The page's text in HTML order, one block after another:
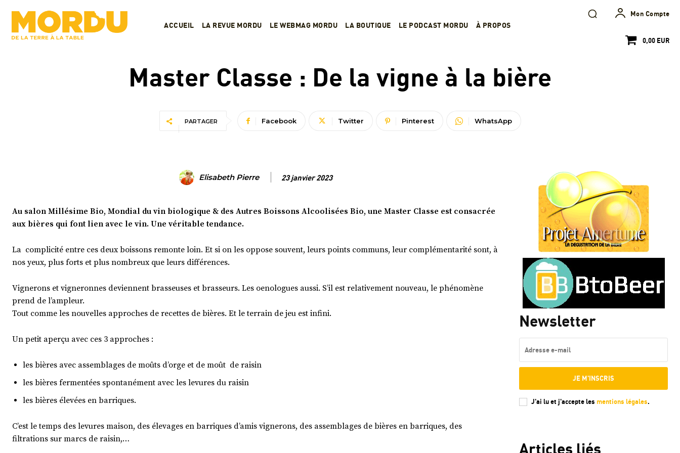
ACCUEIL LA REVUE MORDU LE WEBMAG MORDU LA BOUTIQUE LE PODCAST MORDU À PROPOS
Mon Compte
0,00 EUR
Master Classe : De la vigne à la bière
PARTAGER Facebook Twitter Pinterest WhatsApp
Elisabeth Pierre 23 janvier 2023
Au salon Millésime Bio, Mondial du vin biologique & des Autres Boissons Alcoolisées Bio, une Master Classe est consacrée
aux bières qui font lien avec le vin. Une véritable tendance.
La complicité entre ces deux boissons remonte loin. Et si on les oppose souvent, leurs points communs, leur complémentarité sont, à
nos yeux, plus forts et plus nombreux que leurs différences.
Vignerons et vigneronnes deviennent brasseuses et brasseurs. Les oenologues aussi. S’il est relativement nouveau, le phénomène
prend de l’ampleur.
Tout comme les nouvelles approches de recettes de bières. Et le terrain de jeu est infini.
Un petit aperçu avec ces 3 approches :
les bières avec assemblages de moûts d’orge et de moût de raisin
les bières fermentées spontanément avec les levures du raisin
les bières élevées en barriques.
C’est le temps des levures maison, des élevages en barriques d’amis vignerons, des assemblages de bières en barriques, des
filtrations sur marcs de raisin,…
Newsletter
JE M'INSCRIS
J'ai lu et j'accepte les mentions légales.
Articles liés